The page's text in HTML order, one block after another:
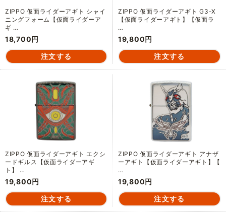
ZIPPO 仮面ライダーアギト シャイ
ニングフォーム【仮面ライダーア
ギ …
18,700円
ZIPPO 仮面ライダーアギト G3-X
【仮面ライダーアギト】【仮面ラ
…
19,800円
ZIPPO 仮面ライダーアギト エクシ
ードギルス【仮面ライダーアギ
ト】 …
19,800円
ZIPPO 仮面ライダーアギト アナザ
ーアギト【仮面ライダーアギト】【
…
19,800円